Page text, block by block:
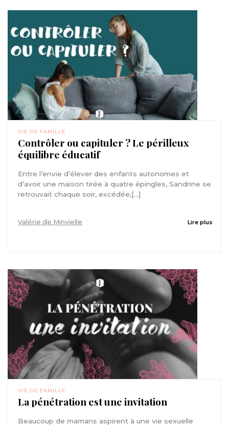
VIE DE FAMILLE
Contrôler ou capituler ? Le périlleux
équilibre éducatif
Entre l’envie d’élever des enfants autonomes et
d’avoir une maison tirée à quatre épingles, Sandrine se
retrouvait chaque soir, excédée,[...]
Valérie de Minvielle Lire plus
VIE DE FAMILLE
La pénétration est une invitation
Beaucoup de mamans aspirent à une vie sexuelle